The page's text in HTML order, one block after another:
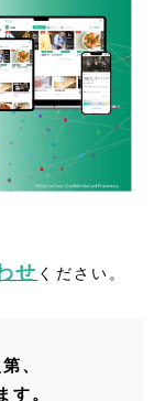
せ ください。
、
す。